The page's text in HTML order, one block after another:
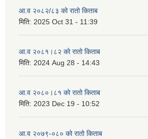
आ.व २०८२/८३ को रातो किताब
मिति: 2025 Oct 31 - 11:39
आ.व २०८१।८२ को रातो किताब
मिति: 2024 Aug 28 - 14:43
आ.व २०८०।८१ को रातो किताब
मिति: 2023 Dec 19 - 10:52
आ.व २०७९-०८० को रातो किताब